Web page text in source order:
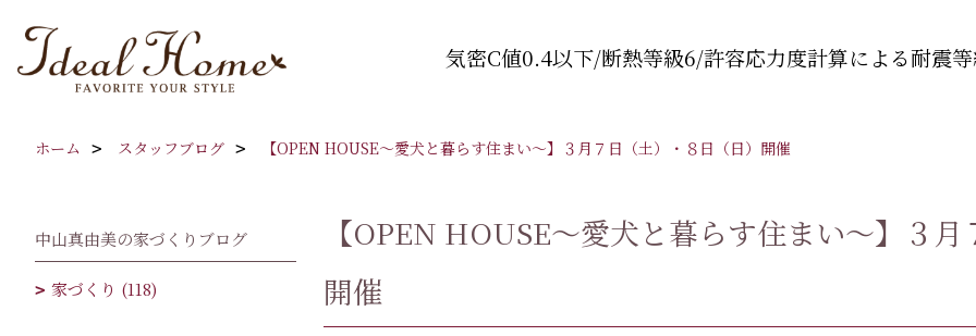
気密C値0.4以下/断熱等級6/許容応力度計算による耐震
ホーム スタッフブログ 【OPEN HOUSE～愛犬と暮らす住まい～】３月７日（土）・８日（日）開催
【OPEN HOUSE～愛犬と暮らす住まい～】３
開催
中山真由美の家づくりブログ
家づくり (118)